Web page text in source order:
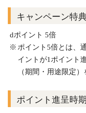
キャンペーン特
dポイント 5倍
ポイント5倍とは、
イントが1ポイント
（期間・用途限定
ポイント進呈時期